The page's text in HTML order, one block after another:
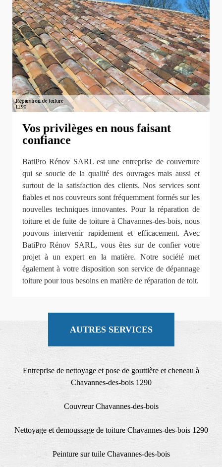
Vos privilèges en nous faisant
confiance
BatiPro Rénov SARL est une entreprise de couverture
qui se soucie de la qualité des ouvrages mais aussi et
surtout de la satisfaction des clients. Nos services sont
fiables et nos couvreurs sont fréquemment formés sur les
nouvelles techniques innovantes. Pour la réparation de
toiture et de fuite de toiture à Chavannes-des-bois, nous
pouvons intervenir rapidement et efficacement. Avec
BatiPro Rénov SARL, vous êtes sur de confier votre
projet à un expert en la matière. Notre société met
également à votre disposition son service de dépannage
toiture pour tous besoins en matière de réparation de toit.
AUTRES SERVICES
Entreprise de nettoyage et pose de gouttière et cheneau à
Chavannes-des-bois 1290
Couvreur Chavannes-des-bois
Nettoyage et demoussage de toiture Chavannes-des-bois 1290
Peinture sur tuile Chavannes-des-bois